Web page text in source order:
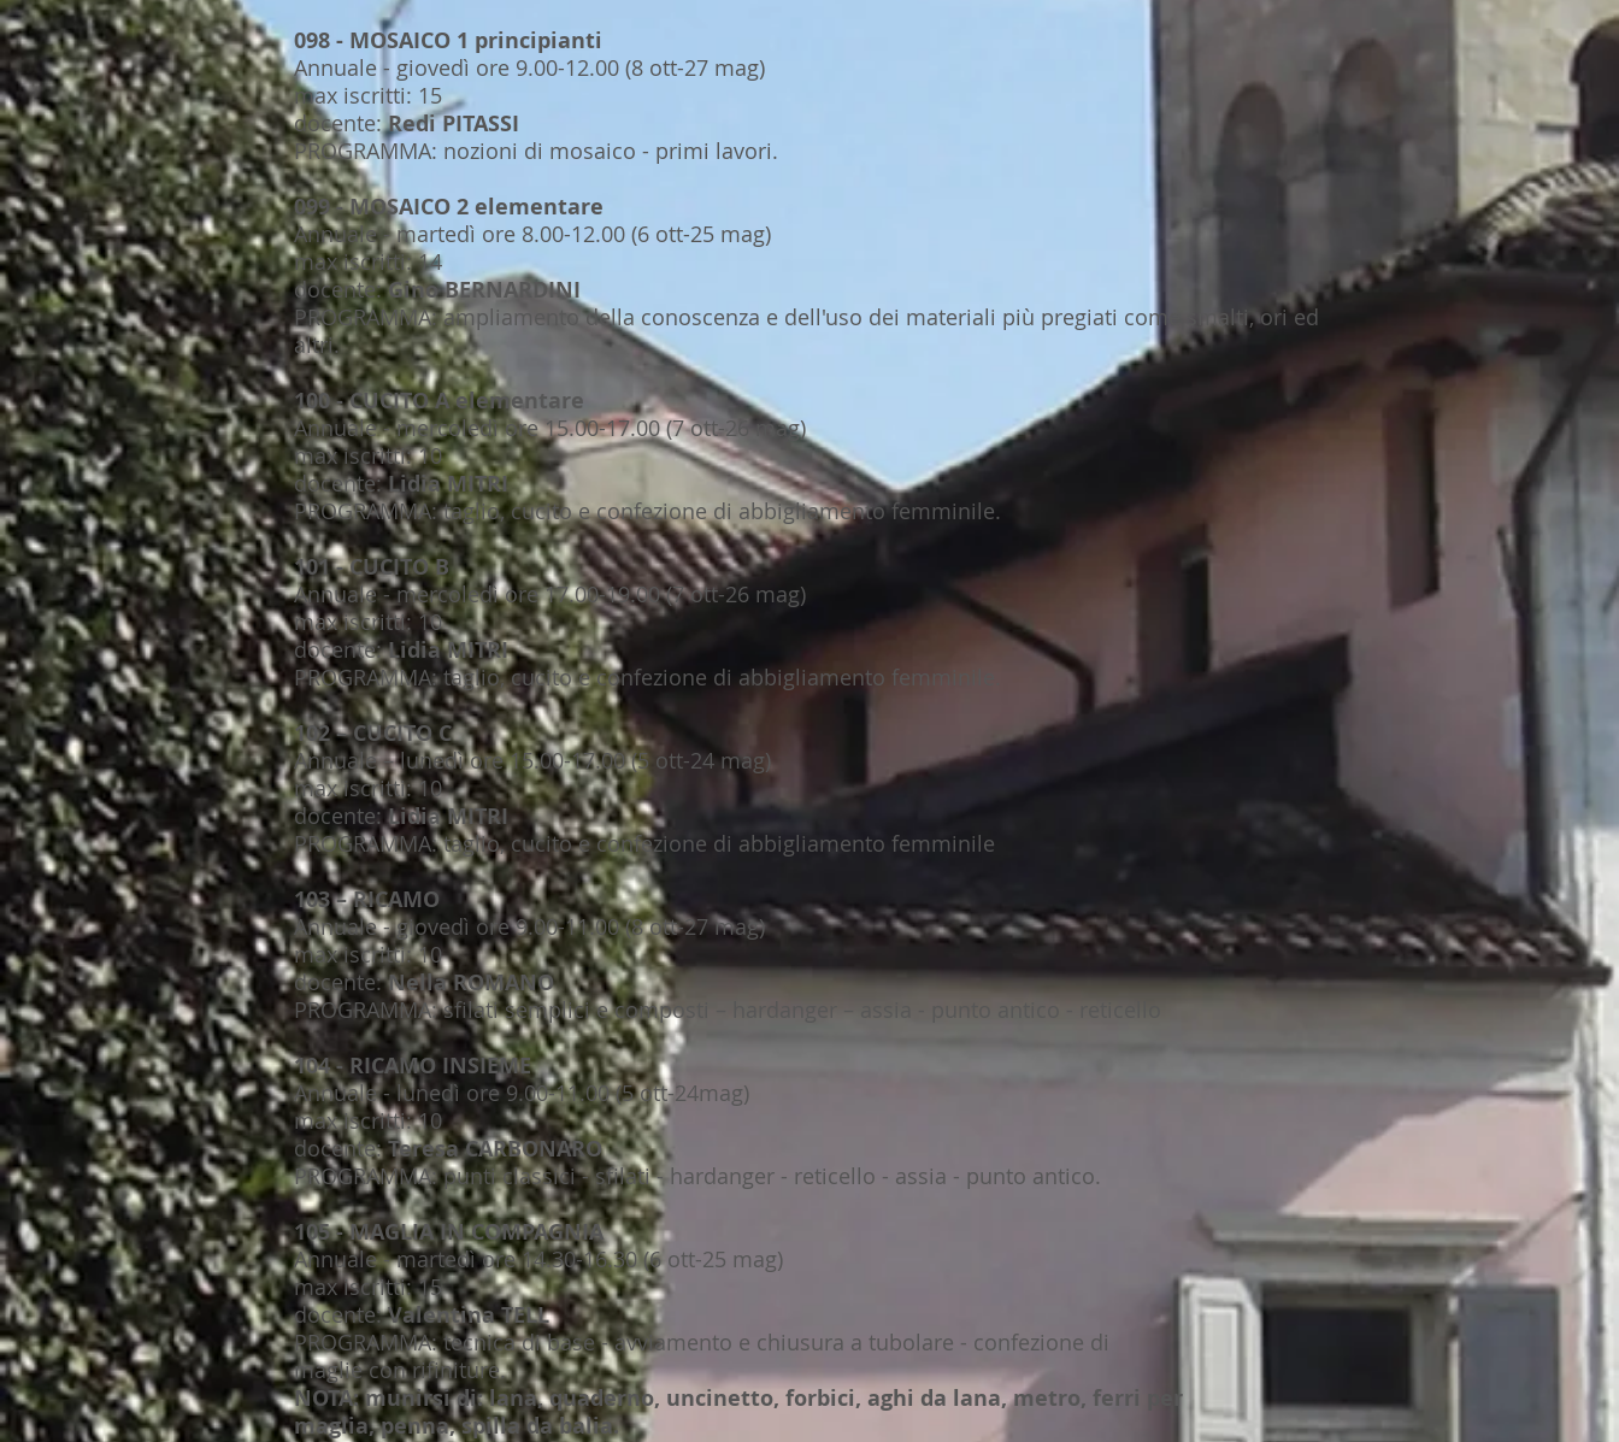
098 - MOSAICO 1 principianti
Annuale - giovedì ore 9.00-12.00 (8 ott-27 mag)
max iscritti: 15
docente:Redi PITASSI
PROGRAMMA: nozioni di mosaico - primi lavori.
099 - MOSAICO 2 elementare
Annuale - martedì ore 8.00-12.00 (6 ott-25 mag)
max iscritti: 14
docente:Gino BERNARDINI
PROGRAMMA: ampliamento della conoscenza e dell'uso dei materiali più pregiati come smalti, ori ed
altri.
100 - CUCITO A elementare
Annuale - mercoledì ore 15.00-17.00 (7 ott-26 mag)
max iscritti: 10
docente:Lidia MITRI
PROGRAMMA: taglio, cucito e confezione di abbigliamento femminile.
101 - CUCITO B
Annuale - mercoledì ore 17.00-19.00 (7 ott-26 mag)
max iscritti: 10
docente:Lidia MITRI
PROGRAMMA: taglio, cucito e confezione di abbigliamento femminile.
102 – CUCITO C
Annuale – lunedì ore 15.00-17.00 (5 ott-24 mag)
max iscritti: 10
docente:Lidia MITRI
PROGRAMMA: taglio, cucito e confezione di abbigliamento femminile
103 – RICAMO
Annuale - giovedì ore 9.00-11.00 (8 ott-27 mag)
max iscritti: 10
docente:Nella ROMANO
PROGRAMMA: sfilati semplici e composti – hardanger – assia - punto antico - reticello
104 - RICAMO INSIEME
Annuale - lunedì ore 9.00-11.00 (5 ott-24mag)
max iscritti: 10
docente:Teresa CARBONARO
PROGRAMMA: punti classici - sfilati - hardanger - reticello - assia - punto antico.
105 - MAGLIA IN COMPAGNIA
Annuale - martedì ore 14.30-16.30 (6 ott-25 mag)
max iscritti: 15
docente:Valentina TELL
PROGRAMMA: tecnica di base - avviamento e chiusura a tubolare - confezione di
maglie con rifiniture.
NOTA: munirsi di: lana, quaderno, uncinetto, forbici, aghi da lana, metro, ferri per
maglia, penna, spilla da balia.